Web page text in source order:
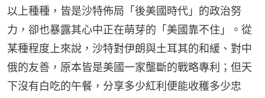
以上種種，皆是沙特佈局「後美國時代」的政治努
力，卻也暴露其心中正在萌芽的「美國靠不住」。從
某種程度上來說，沙特對伊朗與土耳其的和緩、對中
俄的友善，原本皆是美國一家壟斷的戰略專利；但天
下沒有白吃的午餐，分享多少紅利便能收穫多少忠